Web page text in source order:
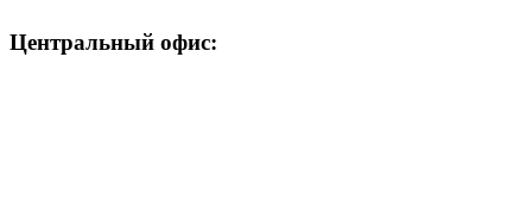
Центральный офис: